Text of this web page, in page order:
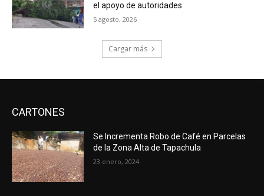
el apoyo de autoridades
5 agosto, 2026
Cargar más
CARTONES
Se Incrementa Robo de Café en Parcelas
de la Zona Alta de Tapachula
23 enero, 2024